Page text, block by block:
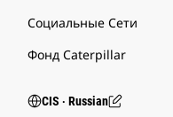
Социальные Сети
Фонд Caterpillar
CIS ‧ Russian